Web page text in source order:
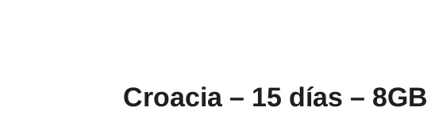
Croacia – 15 días – 8GB